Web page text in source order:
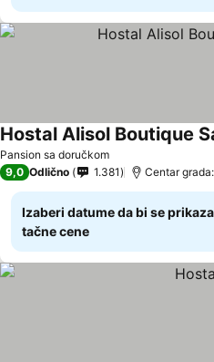
Pansion sa doručkom
Hostal Alisol Boutique
9,0 Odlično 1.381 Centar
Izaberi datume da bi se
tačne cene